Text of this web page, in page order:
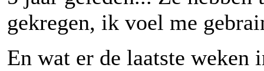
gekregen, ik voel me
En wat er de laatste